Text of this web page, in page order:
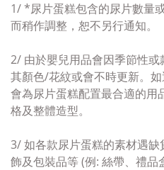
1/ *尿片蛋糕包含的尿片數量
而稍作調整，恕不另行通知。
2/ 由於嬰兒用品會因季節性或
其顏色/花紋或會不時更新。 如
會為尿片蛋糕配置最合適的用
格及整體造型。
3/如各款尿片蛋糕的素材遇缺
飾及包裝品等 (例: 絲帶、禮品